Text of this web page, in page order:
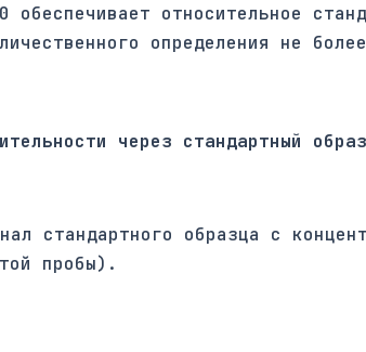
обеспечивает относительное
определения не
через стандартный
стандартного образца с
пробы).